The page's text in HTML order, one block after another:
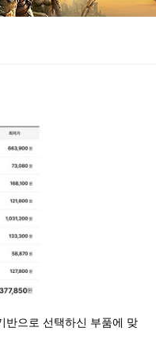
반으로 선택하신 부품에 맞